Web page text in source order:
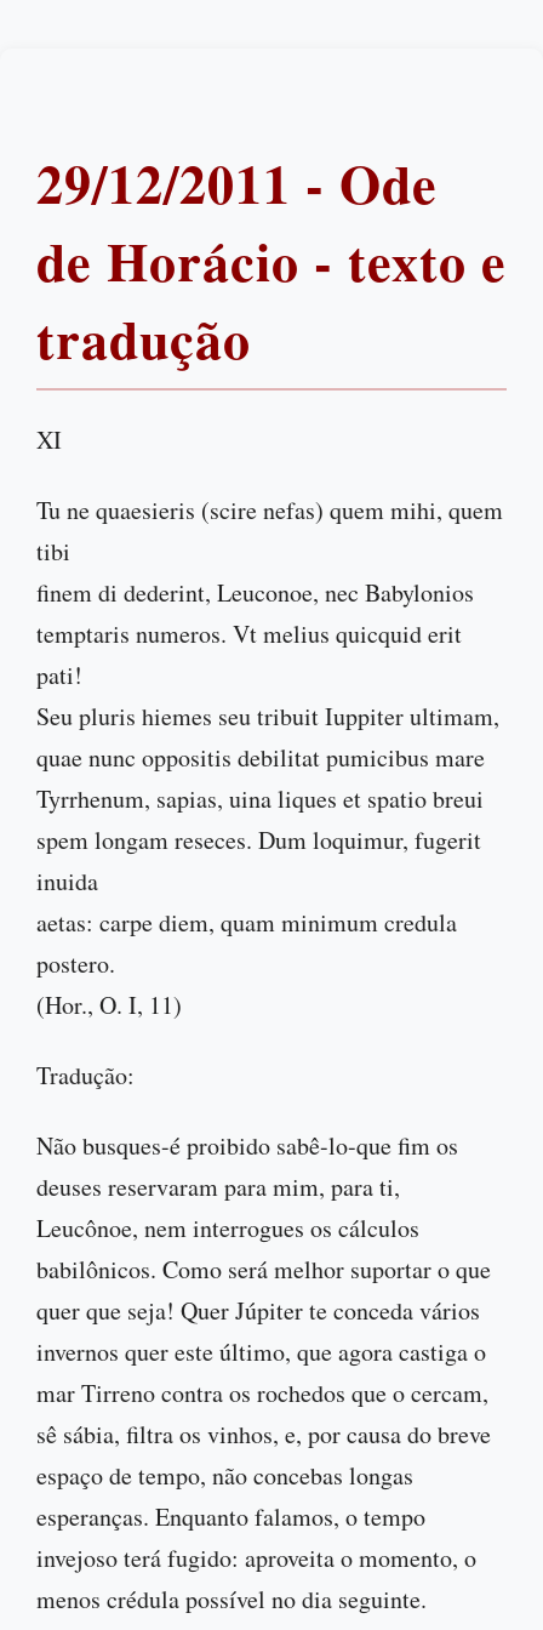
29/12/2011 - Ode
de Horácio - texto e
tradução
XI
Tu ne quaesieris (scire nefas) quem mihi, quem
tibi
finem di dederint, Leuconoe, nec Babylonios
temptaris numeros. Vt melius quicquid erit
pati!
Seu pluris hiemes seu tribuit Iuppiter ultimam,
quae nunc oppositis debilitat pumicibus mare
Tyrrhenum, sapias, uina liques et spatio breui
spem longam reseces. Dum loquimur, fugerit
inuida
aetas: carpe diem, quam minimum credula
postero.
(Hor., O. I, 11)
Tradução:
Não busques-é proibido sabê-lo-que fim os
deuses reservaram para mim, para ti,
Leucônoe, nem interrogues os cálculos
babilônicos. Como será melhor suportar o que
quer que seja! Quer Júpiter te conceda vários
invernos quer este último, que agora castiga o
mar Tirreno contra os rochedos que o cercam,
sê sábia, filtra os vinhos, e, por causa do breve
espaço de tempo, não concebas longas
esperanças. Enquanto falamos, o tempo
invejoso terá fugido: aproveita o momento, o
menos crédula possível no dia seguinte.